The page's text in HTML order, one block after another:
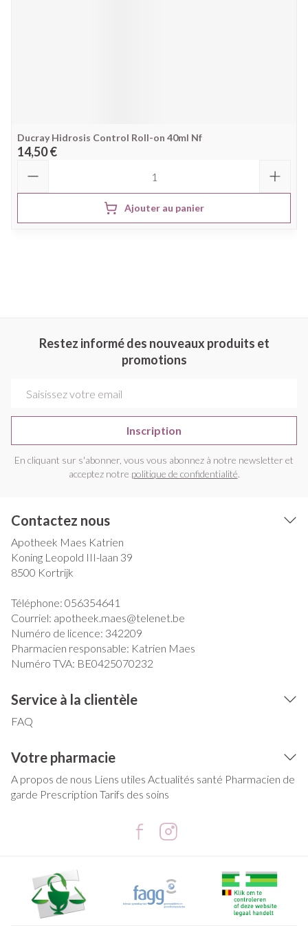
Ducray Hidrosis Control Roll-on 40ml Nf
14,50 €
Ajouter au panier
Restez informé des nouveaux produits et
promotions
Inscription
En cliquant sur s'abonner, vous vous abonnez à notre newsletter et
acceptez notre politique de confidentialité.
Contactez nous
Apotheek Maes Katrien
Koning Leopold III-laan 39
8500 Kortrijk
Téléphone: 056354641
Courriel: apotheek.maes@telenet.be
Numéro de licence: 342209
Pharmacien responsable: Katrien Maes
Numéro TVA: BE0425070232
Service à la clientèle
FAQ
Votre pharmacie
A propos de nous Liens utiles Actualités santé Pharmacien de
garde Prescription Tarifs des soins